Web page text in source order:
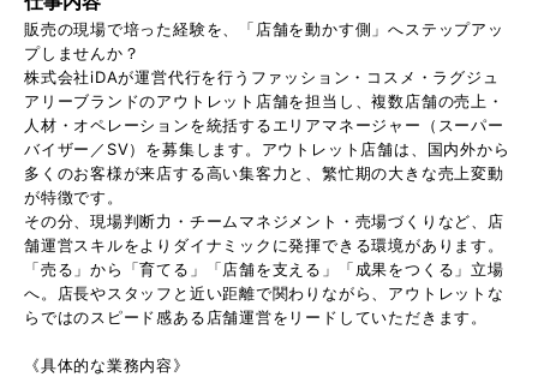
販売の現場で培った経験を、「店舗を動かす側」へステップアッ
プしませんか？
株式会社iDAが運営代行を行うファッション・コスメ・ラグジュ
アリーブランドのアウトレット店舗を担当し、複数店舗の売上・
人材・オペレーションを統括するエリアマネージャー（スーパー
バイザー／SV）を募集します。アウトレット店舗は、国内外から
多くのお客様が来店する高い集客力と、繁忙期の大きな売上変動
が特徴です。
その分、現場判断力・チームマネジメント・売場づくりなど、店
舗運営スキルをよりダイナミックに発揮できる環境があります。
「売る」から「育てる」「店舗を支える」「成果をつくる」立場
へ。店長やスタッフと近い距離で関わりながら、アウトレットな
らではのスピード感ある店舗運営をリードしていただきます。
《具体的な業務内容》